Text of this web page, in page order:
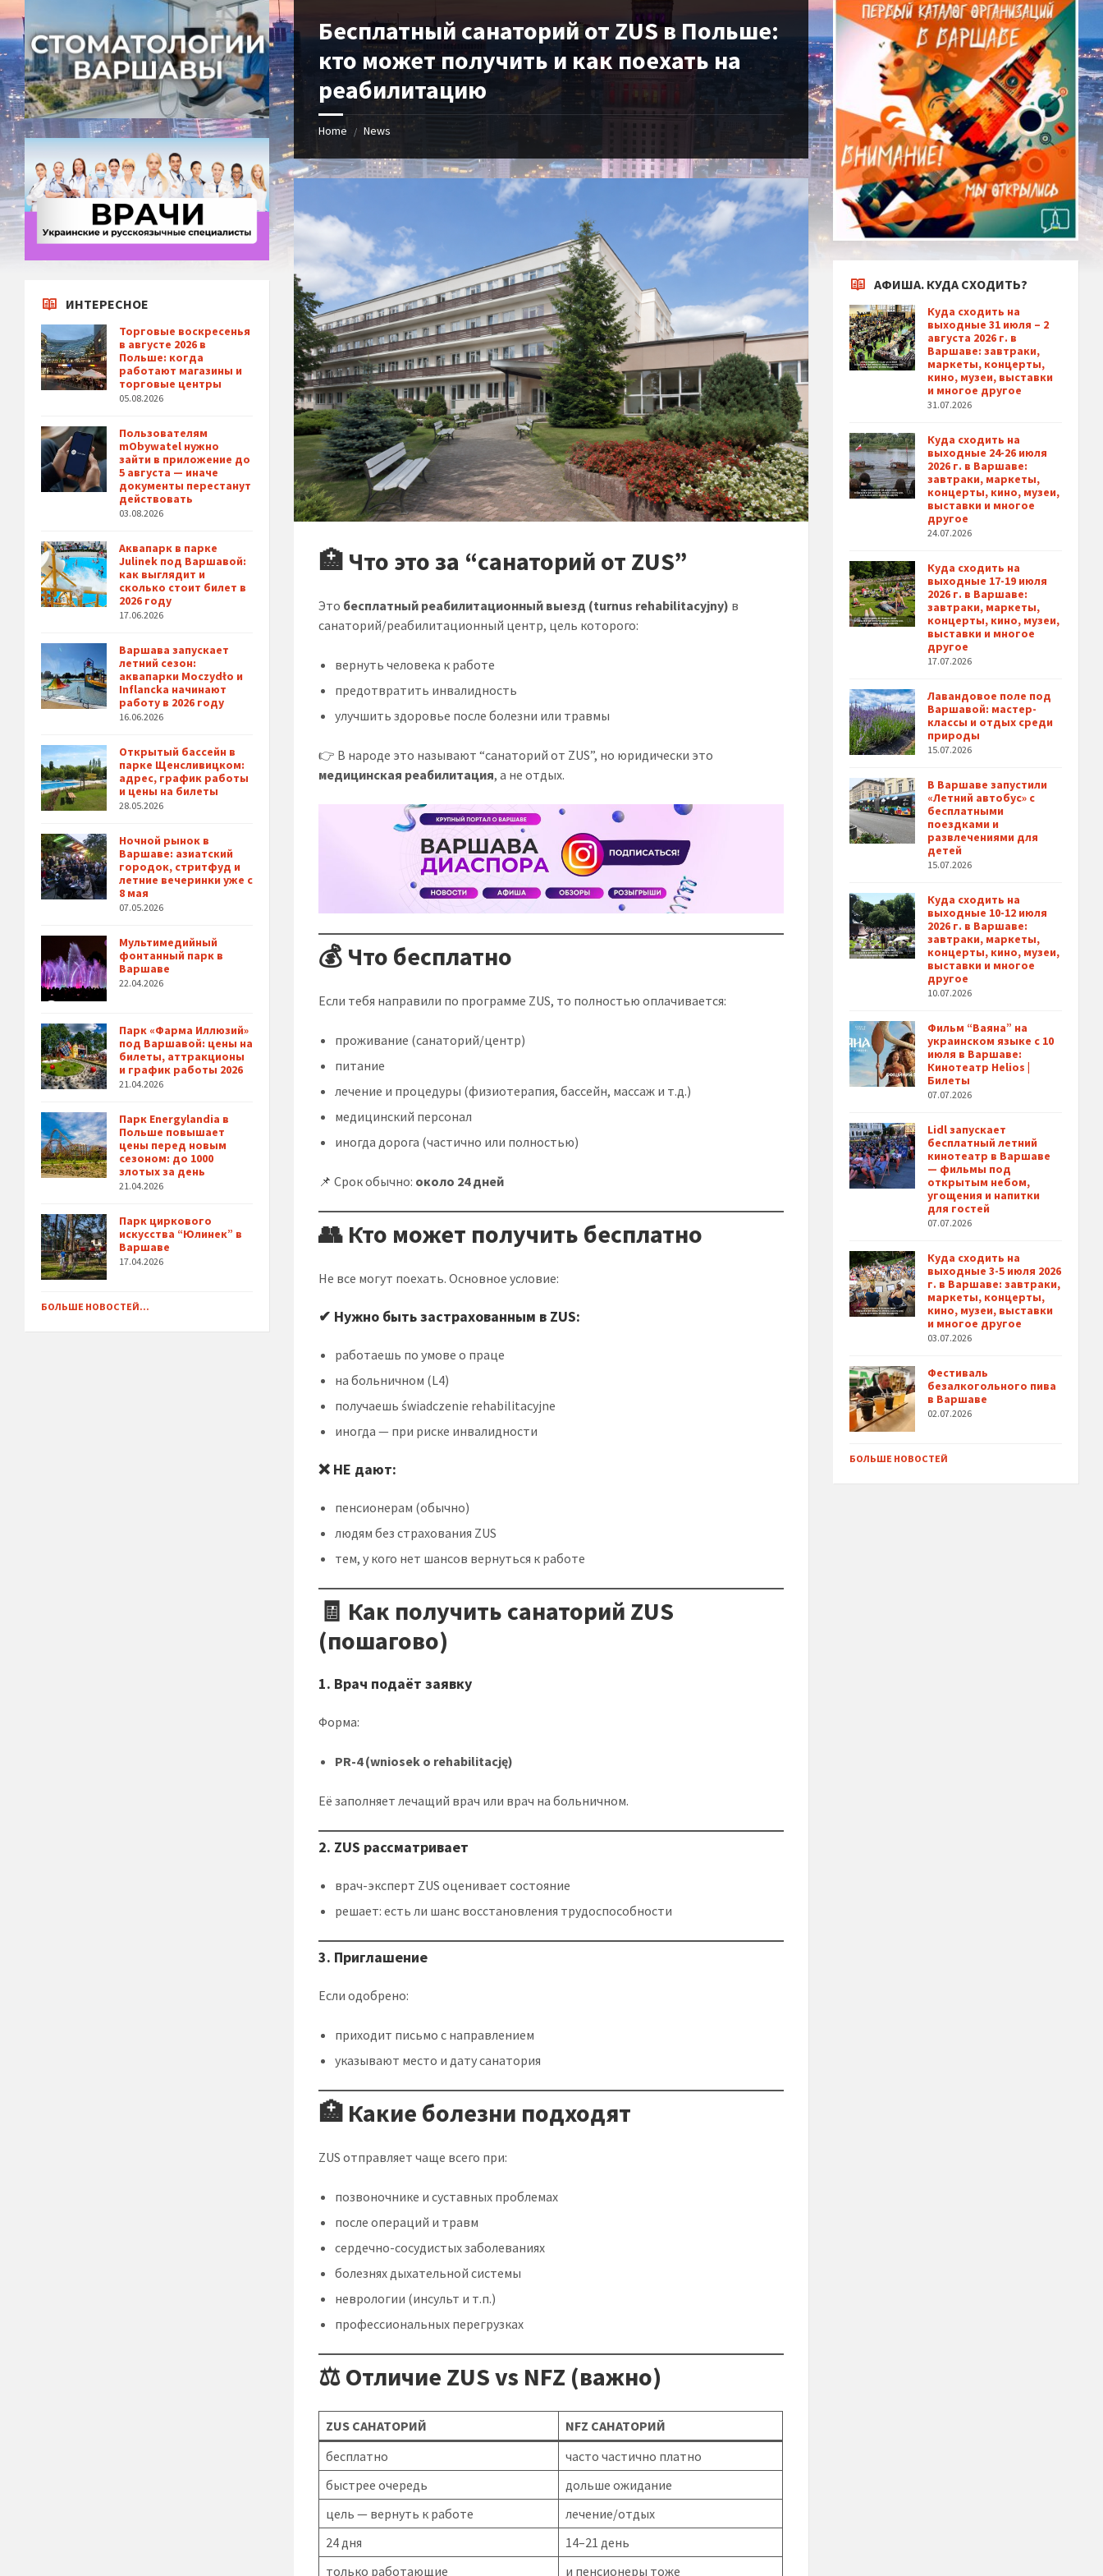
Бесплатный санаторий от ZUS в Польше:
кто может получить и как поехать на
реабилитацию
Home / News
🏥 Что это за “санаторий от ZUS”
Это бесплатный реабилитационный выезд (turnus rehabilitacyjny) в
санаторий/реабилитационный центр, цель которого:
вернуть человека к работе
предотвратить инвалидность
улучшить здоровье после болезни или травмы
👉 В народе это называют “санаторий от ZUS”, но юридически это
медицинская реабилитация, а не отдых.
💰 Что бесплатно
Если тебя направили по программе ZUS, то полностью оплачивается:
проживание (санаторий/центр)
питание
лечение и процедуры (физиотерапия, бассейн, массаж и т.д.)
медицинский персонал
иногда дорога (частично или полностью)
📌 Срок обычно: около 24 дней
👥 Кто может получить бесплатно
Не все могут поехать. Основное условие:
✔ Нужно быть застрахованным в ZUS:
работаешь по умове о праце
на больничном (L4)
получаешь świadczenie rehabilitacyjne
иногда — при риске инвалидности
❌ НЕ дают:
пенсионерам (обычно)
людям без страхования ZUS
тем, у кого нет шансов вернуться к работе
🧾 Как получить санаторий ZUS
(пошагово)
1. Врач подаёт заявку
Форма:
PR-4 (wniosek o rehabilitację)
Её заполняет лечащий врач или врач на больничном.
2. ZUS рассматривает
врач-эксперт ZUS оценивает состояние
решает: есть ли шанс восстановления трудоспособности
3. Приглашение
Если одобрено:
приходит письмо с направлением
указывают место и дату санатория
🏥 Какие болезни подходят
ZUS отправляет чаще всего при:
позвоночнике и суставных проблемах
после операций и травм
сердечно-сосудистых заболеваниях
болезнях дыхательной системы
неврологии (инсульт и т.п.)
профессиональных перегрузках
⚖️ Отличие ZUS vs NFZ (важно)
ZUS САНАТОРИЙ
NFZ САНАТОРИЙ
бесплатно
часто частично платно
быстрее очередь
дольше ожидание
цель — вернуть к работе
лечение/отдых
24 дня
14–21 день
только работающие
и пенсионеры тоже
ИНТЕРЕСНОЕ
Торговые воскресенья
в августе 2026 в
Польше: когда
работают магазины и
торговые центры
05.08.2026
Пользователям
mObywatel нужно
зайти в приложение до
5 августа — иначе
документы перестанут
действовать
03.08.2026
Аквапарк в парке
Julinek под Варшавой:
как выглядит и
сколько стоит билет в
2026 году
17.06.2026
Варшава запускает
летний сезон:
аквапарки Moczydło и
Inflancka начинают
работу в 2026 году
16.06.2026
Открытый бассейн в
парке Щенсливицком:
адрес, график работы
и цены на билеты
28.05.2026
Ночной рынок в
Варшаве: азиатский
городок, стритфуд и
летние вечеринки уже с
8 мая
07.05.2026
Мультимедийный
фонтанный парк в
Варшаве
22.04.2026
Парк «Фарма Иллюзий»
под Варшавой: цены на
билеты, аттракционы
и график работы 2026
21.04.2026
Парк Energylandia в
Польше повышает
цены перед новым
сезоном: до 1000
злотых за день
21.04.2026
Парк циркового
искусства “Юлинек” в
Варшаве
17.04.2026
БОЛЬШЕ НОВОСТЕЙ...
АФИША. КУДА СХОДИТЬ?
Куда сходить на
выходные 31 июля – 2
августа 2026 г. в
Варшаве: завтраки,
маркеты, концерты,
кино, музеи, выставки
и многое другое
31.07.2026
Куда сходить на
выходные 24-26 июля
2026 г. в Варшаве:
завтраки, маркеты,
концерты, кино, музеи,
выставки и многое
другое
24.07.2026
Куда сходить на
выходные 17-19 июля
2026 г. в Варшаве:
завтраки, маркеты,
концерты, кино, музеи,
выставки и многое
другое
17.07.2026
Лавандовое поле под
Варшавой: мастер-
классы и отдых среди
природы
15.07.2026
В Варшаве запустили
«Летний автобус» с
бесплатными
поездками и
развлечениями для
детей
15.07.2026
Куда сходить на
выходные 10-12 июля
2026 г. в Варшаве:
завтраки, маркеты,
концерты, кино, музеи,
выставки и многое
другое
10.07.2026
Фильм “Ваяна” на
украинском языке с 10
июля в Варшаве:
Кинотеатр Helios |
Билеты
07.07.2026
Lidl запускает
бесплатный летний
кинотеатр в Варшаве
— фильмы под
открытым небом,
угощения и напитки
для гостей
07.07.2026
Куда сходить на
выходные 3-5 июля 2026
г. в Варшаве: завтраки,
маркеты, концерты,
кино, музеи, выставки
и многое другое
03.07.2026
Фестиваль
безалкогольного пива
в Варшаве
02.07.2026
БОЛЬШЕ НОВОСТЕЙ